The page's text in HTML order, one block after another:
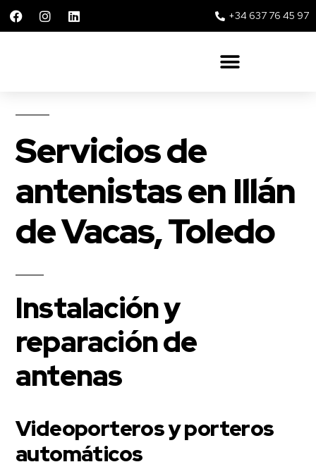
+34 637 76 45 97
Servicios de
antenistas en Illán
de Vacas, Toledo
Instalación y
reparación de
antenas
Videoporteros y porteros
automáticos